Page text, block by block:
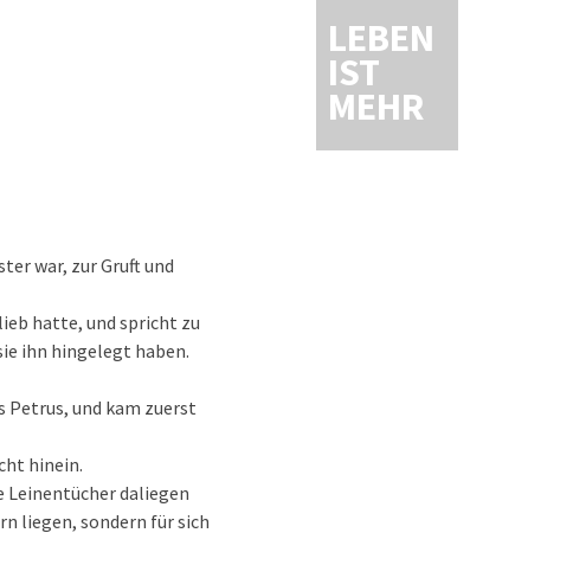
LEBEN
IST
MEHR
war, zur Gruft und
hatte, und spricht zu
ihn hingelegt haben.
Petrus, und kam zuerst
hinein.
Leinentücher daliegen
liegen, sondern für sich